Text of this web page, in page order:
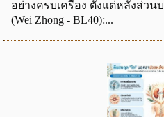
อย่างครบเครื่อง ตั้งแต่หลังส่วน
(Wei Zhong - BL40):...